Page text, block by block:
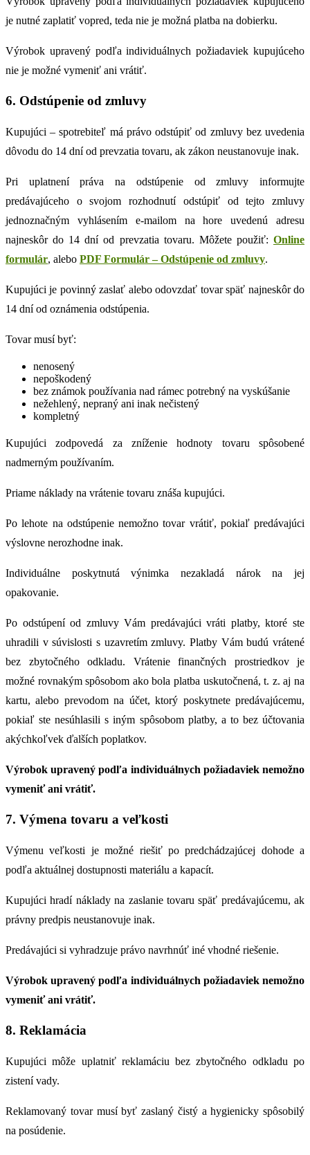
je nutné zaplatiť vopred, teda nie je možná platba na dobierku.
Výrobok upravený podľa individuálnych požiadaviek kupujúceho
nie je možné vymeniť ani vrátiť.
6. Odstúpenie od zmluvy
Kupujúci – spotrebiteľ má právo odstúpiť od zmluvy bez uvedenia
dôvodu do 14 dní od prevzatia tovaru, ak zákon neustanovuje inak.
Pri uplatnení práva na odstúpenie od zmluvy informujte
predávajúceho o svojom rozhodnutí odstúpiť od tejto zmluvy
jednoznačným vyhlásením e-mailom na hore uvedenú adresu
najneskôr do 14 dní od prevzatia tovaru. Môžete použiť: Online
formulár, alebo PDF Formulár – Odstúpenie od zmluvy.
Kupujúci je povinný zaslať alebo odovzdať tovar späť najneskôr do
14 dní od oznámenia odstúpenia.
Tovar musí byť:
nenosený
nepoškodený
bez známok používania nad rámec potrebný na vyskúšanie
nežehlený, nepraný ani inak nečistený
kompletný
Kupujúci zodpovedá za zníženie hodnoty tovaru spôsobené
nadmerným používaním.
Priame náklady na vrátenie tovaru znáša kupujúci.
Po lehote na odstúpenie nemožno tovar vrátiť, pokiaľ predávajúci
výslovne nerozhodne inak.
Individuálne poskytnutá výnimka nezakladá nárok na jej
opakovanie.
Po odstúpení od zmluvy Vám predávajúci vráti platby, ktoré ste
uhradili v súvislosti s uzavretím zmluvy. Platby Vám budú vrátené
bez zbytočného odkladu. Vrátenie finančných prostriedkov je
možné rovnakým spôsobom ako bola platba uskutočnená, t. z. aj na
kartu, alebo prevodom na účet, ktorý poskytnete predávajúcemu,
pokiaľ ste nesúhlasili s iným spôsobom platby, a to bez účtovania
akýchkoľvek ďalších poplatkov.
Výrobok upravený podľa individuálnych požiadaviek nemožno
vymeniť ani vrátiť.
7. Výmena tovaru a veľkosti
Výmenu veľkosti je možné riešiť po predchádzajúcej dohode a
podľa aktuálnej dostupnosti materiálu a kapacít.
Kupujúci hradí náklady na zaslanie tovaru späť predávajúcemu, ak
právny predpis neustanovuje inak.
Predávajúci si vyhradzuje právo navrhnúť iné vhodné riešenie.
Výrobok upravený podľa individuálnych požiadaviek nemožno
vymeniť ani vrátiť.
8. Reklamácia
Kupujúci môže uplatniť reklamáciu bez zbytočného odkladu po
zistení vady.
Reklamovaný tovar musí byť zaslaný čistý a hygienicky spôsobilý
na posúdenie.